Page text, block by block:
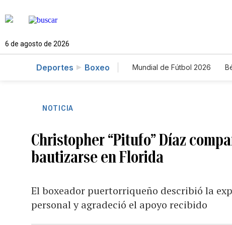
6 de agosto de 2026
Deportes Boxeo Mundial de Fútbol 2026
NOTICIA
Christopher “Pitufo” Díaz
bautizarse en Florida
El boxeador puertorriqueño describió la
personal y agradeció el apoyo recibido